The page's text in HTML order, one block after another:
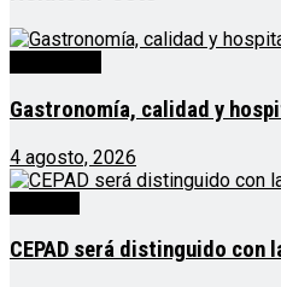
Gastronomía, calidad y
4 agosto, 2026
CEPAD será distinguido con